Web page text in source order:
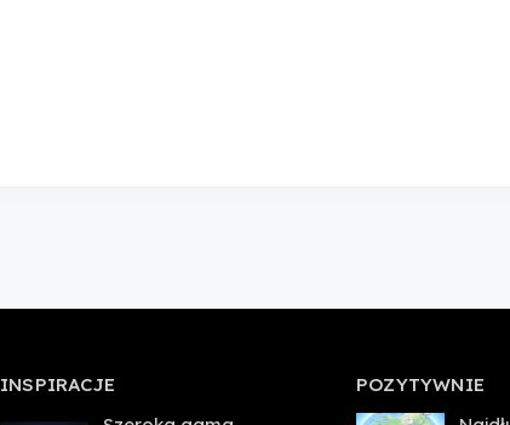
INSPIRACJE
POZYTYWNIE